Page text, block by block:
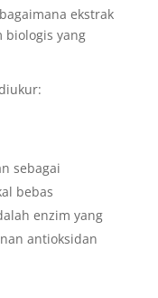
ekstrak
biologis yang
sebagai
bebas
enzim yang
antioksidan